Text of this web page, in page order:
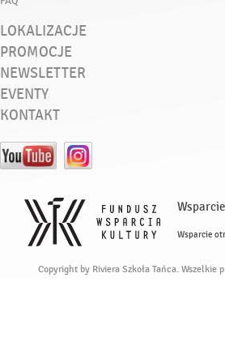
LOKALIZACJE
PROMOCJE
NEWSLETTER
EVENTY
KONTAKT
Wsparcie
Copyright by Riviera Szkoła Tańca. Wszelkie